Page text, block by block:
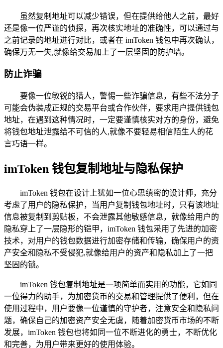
虽然复制地址可以减少错误，但在提供给他人之前，最好
还是像一位严谨的侦探，再次核实地址的准确性，可以通过与
之前记录的地址进行对比，或者在 imToken 钱包中再次确认，
确保万无一失,就像给交易加上了一层坚固的防护墙。
防止诈骗
要像一位敏锐的猎人，警惕一些诈骗信息，有些不法分子
可能会伪装成正规的交易平台或合作伙伴，要求用户提供钱包
地址，在遇到这种情况时，一定要谨慎核实对方的身份，避免
将钱包地址泄露给不可信的人,就像不要轻易相信陌生人的花
言巧语一样。
imToken 钱包复制地址与隐私保护
imToken 钱包在设计上犹如一位心思缜密的设计师，充分
考虑了用户的隐私保护，当用户复制钱包地址时，只有该地址
信息被复制到剪贴板，不会泄露其他敏感信息，就像给用户的
隐私穿上了一层隐形的铠甲，imToken 钱包采用了先进的加密
技术，对用户的钱包数据进行加密存储和传输，确保用户的资
产安全和隐私不受侵犯,就像给用户的资产和隐私加上了一把
坚固的锁。
imToken 钱包复制地址是一项简单而实用的功能，它如同
一位得力的助手，为加密货币的交易和管理提供了便利，但在
使用过程中，用户要像一位谨慎的守护者，注意安全和隐私问
题，确保自己的加密资产安全无虞，随着加密货币市场的不断
发展，imToken 钱包也将如同一位不断进化的勇士，不断优化
和完善，为用户带来更好的使用体验。